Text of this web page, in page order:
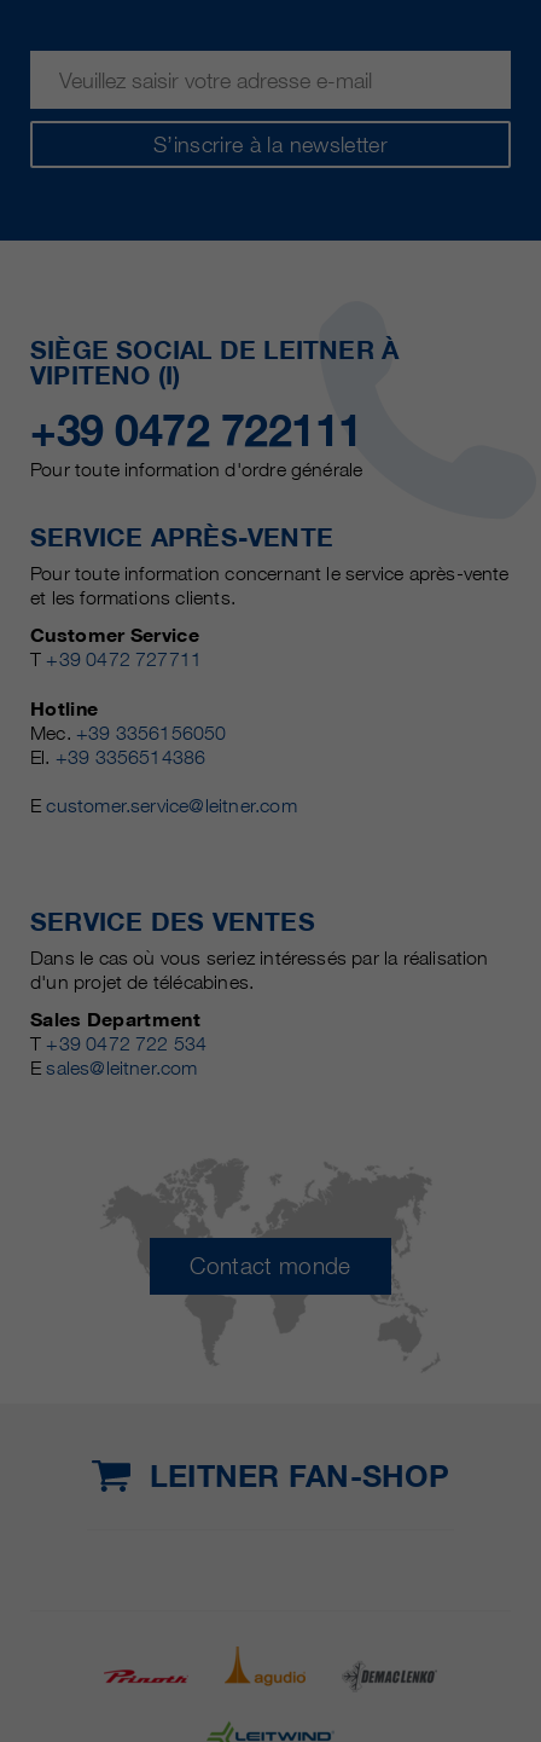
S’inscrire à la newsletter
SIÈGE SOCIAL DE LEITNER À
VIPITENO (I)
+39 0472 722111
Pour toute information d'ordre générale
SERVICE APRÈS-VENTE
Pour toute information concernant le service après-vente
et les formations clients.
Customer Service
T +39 0472 727711
Hotline
Mec. +39 3356156050
El. +39 3356514386
Ecustomer.service@leitner.com
SERVICE DES VENTES
Dans le cas où vous seriez intéressés par la réalisation
d'un projet de télécabines.
Sales Department
T +39 0472 722 534
Esales@leitner.com
Contact monde
LEITNER FAN-SHOP